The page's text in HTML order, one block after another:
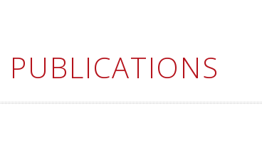
PUBLICATIONS